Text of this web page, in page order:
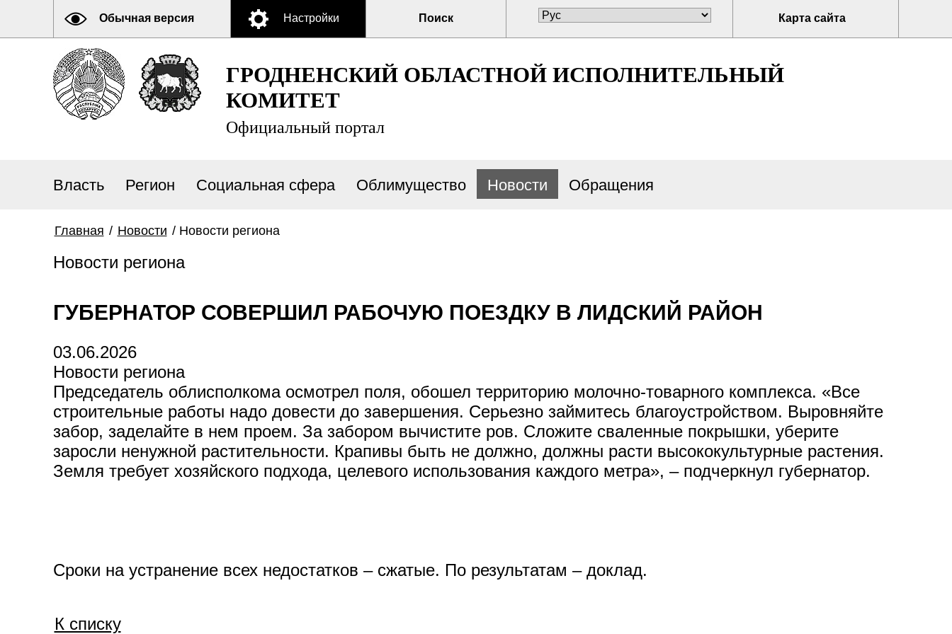
Обычная версия Настройки Поиск Карта сайта
ГРОДНЕНСКИЙ ОБЛАСТНОЙ ИСПОЛНИТЕЛЬНЫЙ
КОМИТЕТ
Официальный портал
Власть Регион Социальная сфера Облимущество Новости Обращения
Главная / Новости / Новости региона
Новости региона
ГУБЕРНАТОР СОВЕРШИЛ РАБОЧУЮ ПОЕЗДКУ В ЛИДСКИЙ РАЙОН
03.06.2026
Новости региона
Председатель облисполкома осмотрел поля, обошел территорию молочно-товарного комплекса. «Все
строительные работы надо довести до завершения. Серьезно займитесь благоустройством. Выровняйте
забор, заделайте в нем проем. За забором вычистите ров. Сложите сваленные покрышки, уберите
заросли ненужной растительности. Крапивы быть не должно, должны расти высококультурные растения.
Земля требует хозяйского подхода, целевого использования каждого метра», – подчеркнул губернатор.
Сроки на устранение всех недостатков – сжатые. По результатам – доклад.
К списку